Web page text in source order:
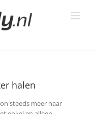
halen
steeds meer haar